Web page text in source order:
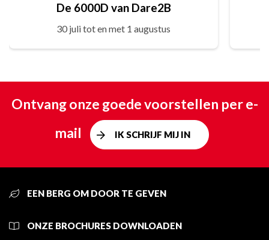
De 6000D van Dare2B
30 juli tot en met 1 augustus
Ontvang onze goede voorstellen per e-
mail
IK SCHRIJF MIJ IN
EEN BERG OM DOOR TE GEVEN
ONZE BROCHURES DOWNLOADEN